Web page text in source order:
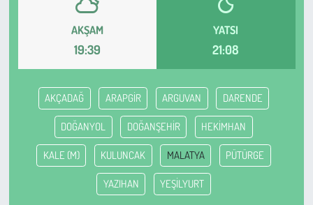
AKŞAM
19:39
YATSI
21:08
AKÇADAĞ ARAPGİR ARGUVAN DARENDE
DOĞANYOL DOĞANŞEHİR HEKİMHAN
KALE (M) KULUNCAK MALATYA PÜTÜRGE
YAZIHAN YEŞİLYURT
Galeri
Günün İçinden
Vefat İlanları